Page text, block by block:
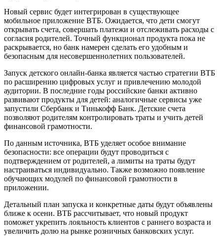
Новый сервис будет интегрирован в существующее
мобильное приложение ВТБ. Ожидается, что дети смогут
открывать счета, совершать платежи и отслеживать расходы с
согласия родителей. Точный функционал продукта пока не
раскрывается, но банк намерен сделать его удобным и
безопасным для несовершеннолетних пользователей.
Запуск детского онлайн-банка является частью стратегии ВТБ
по расширению цифровых услуг и привлечению молодой
аудитории. В последние годы российские банки активно
развивают продукты для детей: аналогичные сервисы уже
запустили Сбербанк и Тинькофф Банк. Детские счета
позволяют родителям контролировать траты и учить детей
финансовой грамотности.
По данным источника, ВТБ уделяет особое внимание
безопасности: все операции будут проводиться с
подтверждением от родителей, а лимиты на траты будут
настраиваться индивидуально. Также возможно появление
обучающих модулей по финансовой грамотности в
приложении.
Детальный план запуска и конкретные даты будут объявлены
ближе к осени. ВТБ рассчитывает, что новый продукт
поможет укрепить лояльность клиентов с раннего возраста и
увеличить долю на рынке розничных банковских услуг.